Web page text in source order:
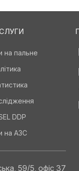
на пальне
DDP
на АЗС
59/5, офіс 37